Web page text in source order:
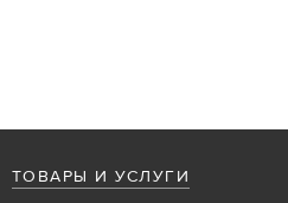
ТОВАРЫ И УСЛУГИ